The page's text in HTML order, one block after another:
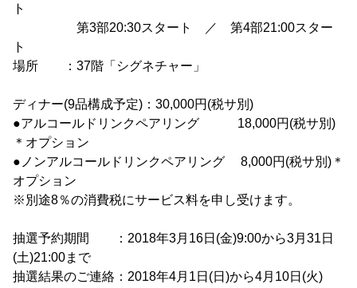
ト
第3部20:30スタート ／ 第4部21:00スター
ト
場所 ：37階「シグネチャー」
ディナー(9品構成予定)：30,000円(税サ別)
●アルコールドリンクペアリング 18,000円(税サ別)
＊オプション
●ノンアルコールドリンクペアリング 8,000円(税サ別)＊
オプション
※別途8％の消費税にサービス料を申し受けます。
抽選予約期間 ：2018年3月16日(金)9:00から3月31日
(土)21:00まで
抽選結果のご連絡：2018年4月1日(日)から4月10日(火)